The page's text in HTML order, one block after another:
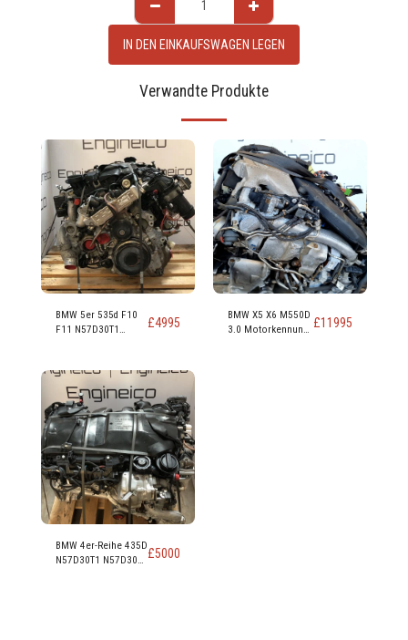
IN DEN EINKAUFSWAGEN LEGEN
Verwandte Produkte
BMW 5er 535d F10
F11 N57D30T1
Liter-Dieselmotor
£4995
BMW X5 X6 M550D
3.0 Motorkennung £11995
BMW 4er-Reihe 435D
N57D30T1 N57D30B £5000